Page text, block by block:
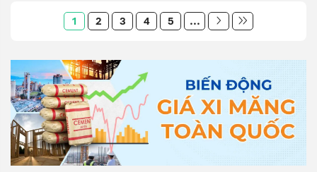
1 2 3 4 5 ...